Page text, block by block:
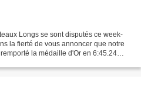
Longs se sont disputés ce week-
la fierté de vous annoncer que notre
la médaille d'Or en 6:45.24